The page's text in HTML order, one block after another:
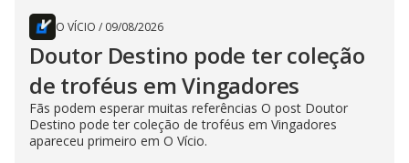
O VÍCIO / 09/08/2026
Doutor Destino pode ter coleção
de troféus em Vingadores
Fãs podem esperar muitas referências O post Doutor
Destino pode ter coleção de troféus em Vingadores
apareceu primeiro em O Vício.